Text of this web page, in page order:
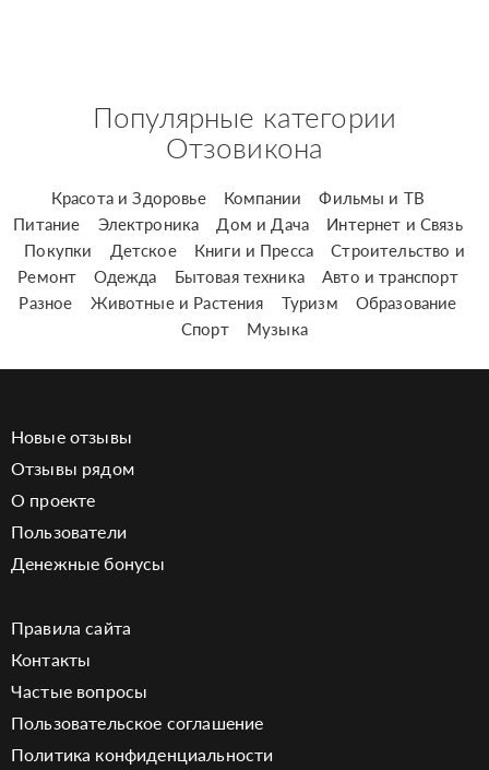
Популярные категории
Отзовикона
Красота и Здоровье Компании
Фильмы и ТВ
Питание
Электроника Дом и Дача
Интернет и Связь
Покупки
Детское Книги и Пресса
Строительство и
Ремонт
Одежда Бытовая техника
Авто и транспорт
Разное
Животные и Растения Туризм
Образование
Спорт
Музыка
Новые отзывы
Отзывы рядом
О проекте
Пользователи
Денежные бонусы
Правила сайта
Контакты
Частые вопросы
Пользовательское соглашение
Политика конфиденциальности